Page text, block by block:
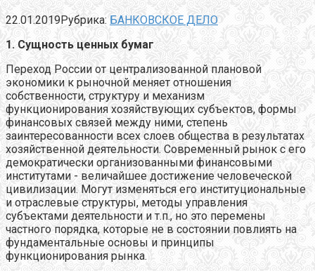
22.01.2019Рубрика: БАНКОВСКОЕ ДЕЛО
1. Сущность ценных бумаг
Переход России от централизованной плановой
экономики к рыночной меняет отношения
собственности, структуру и механизм
функционирования хозяйствующих субъектов, формы
финансовых связей между ними, степень
заинтересованности всех слоев общества в результатах
хозяйственной деятельности. Современный рынок с его
демократически организованными финансовыми
институтами - величайшее достижение человеческой
цивилизации. Могут изменяться его институциональные
и отраслевые структуры, методы управления
субъектами деятельности и т.п., но это перемены
частного порядка, которые не в состоянии повлиять на
фундаментальные основы и принципы
функционирования рынка.